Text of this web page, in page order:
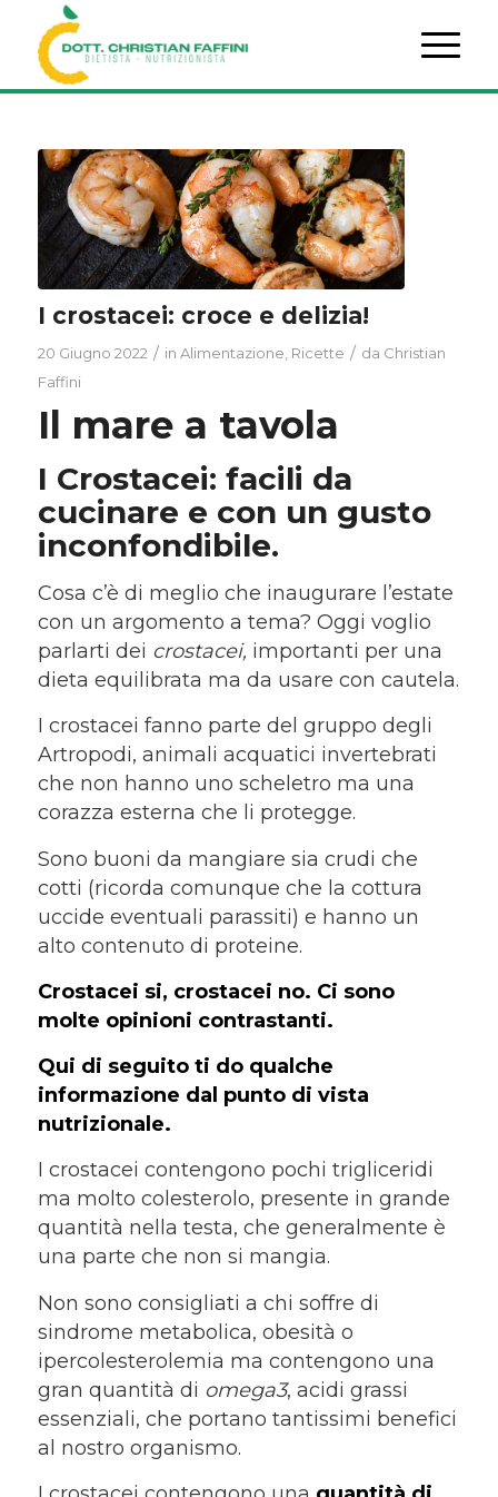
I crostacei: croce e delizia!
20 Giugno 2022 / in Alimentazione Ricette / da Christian
Faffini
Il mare a tavola
I Crostacei: facili da
cucinare e con un gusto
inconfondibile.
Cosa c’è di meglio che inaugurare l’estate
con un argomento a tema? Oggi voglio
parlarti dei crostacei, importanti per una
dieta equilibrata ma da usare con cautela.
I crostacei fanno parte del gruppo degli
Artropodi, animali acquatici invertebrati
che non hanno uno scheletro ma una
corazza esterna che li protegge.
Sono buoni da mangiare sia crudi che
cotti (ricorda comunque che la cottura
uccide eventuali parassiti) e hanno un
alto contenuto di proteine.
Crostacei si, crostacei no. Ci sono
molte opinioni contrastanti.
Qui di seguito ti do qualche
informazione dal punto di vista
nutrizionale.
I crostacei contengono pochi trigliceridi
ma molto colesterolo, presente in grande
quantità nella testa, che generalmente è
una parte che non si mangia.
Non sono consigliati a chi soffre di
sindrome metabolica, obesità o
ipercolesterolemia ma contengono una
gran quantità di omega3, acidi grassi
essenziali, che portano tantissimi benefici
al nostro organismo.